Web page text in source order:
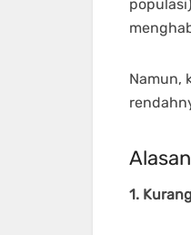
Namun,
1.